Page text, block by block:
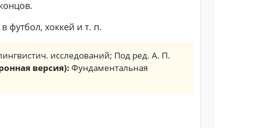
футбол, хоккей и т. п.
исследований; Под ред. А. П.
версия): Фундаментальная